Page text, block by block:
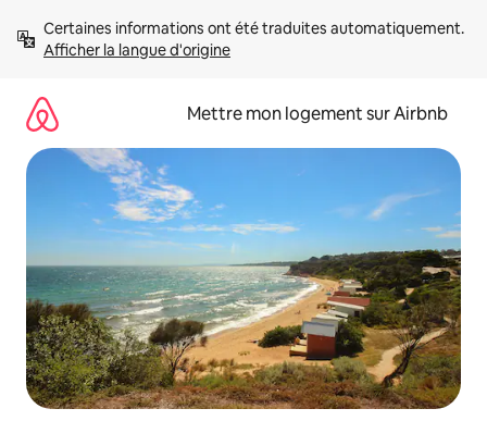
directement
Afficher la langue d'origine
Mettre mon logement sur Airbnb